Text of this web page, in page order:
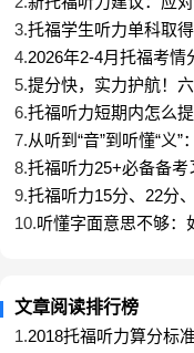
三、制胜关键：早
鉴于上述挑战，临
限。听力能力的本
结构的自动化处理
尽早启动，拉长战
听力备考融入日常
的输入，逐步构建
园题材影视剧等多
风格的真实语料，
3.托福学生听力单科取
4.2026年2-4月托福考情
5.提分快，实力护航！
6.托福听力短期内怎么提
7.从听到“音”到听懂“义
8.托福听力25+必备备考
9.托福听力15分、22分
么？
10.听懂字面意思不够：
文章阅读排行榜
1.2018托福听力算分标准